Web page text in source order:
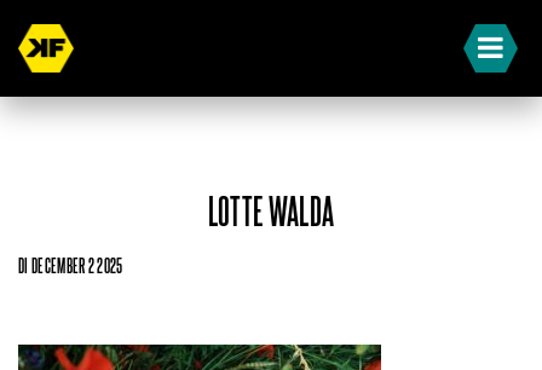
LOTTE WALDA
DI DECEMBER 2 2025